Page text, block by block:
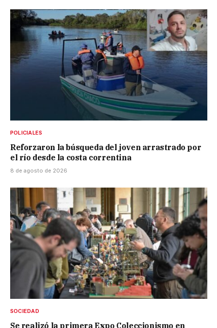
POLICIALES
Reforzaron la búsqueda del joven arrastrado por
el río desde la costa correntina
8 de agosto de 2026
SOCIEDAD
Se realizó la primera Expo Coleccionismo en